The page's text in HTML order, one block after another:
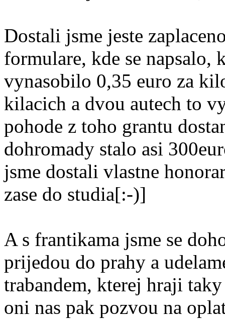
Dostali jsme jeste
formulare, kde se
vynasobilo 0,35 euro za
kilacich a dvou autech to
pohode z toho grantu
dohromady stalo asi
jsme dostali vlastne
zase do studia[:-)]
A s frantikama jsme se
prijedou do prahy a
trabandem, kterej hraji
oni nas pak pozvou na